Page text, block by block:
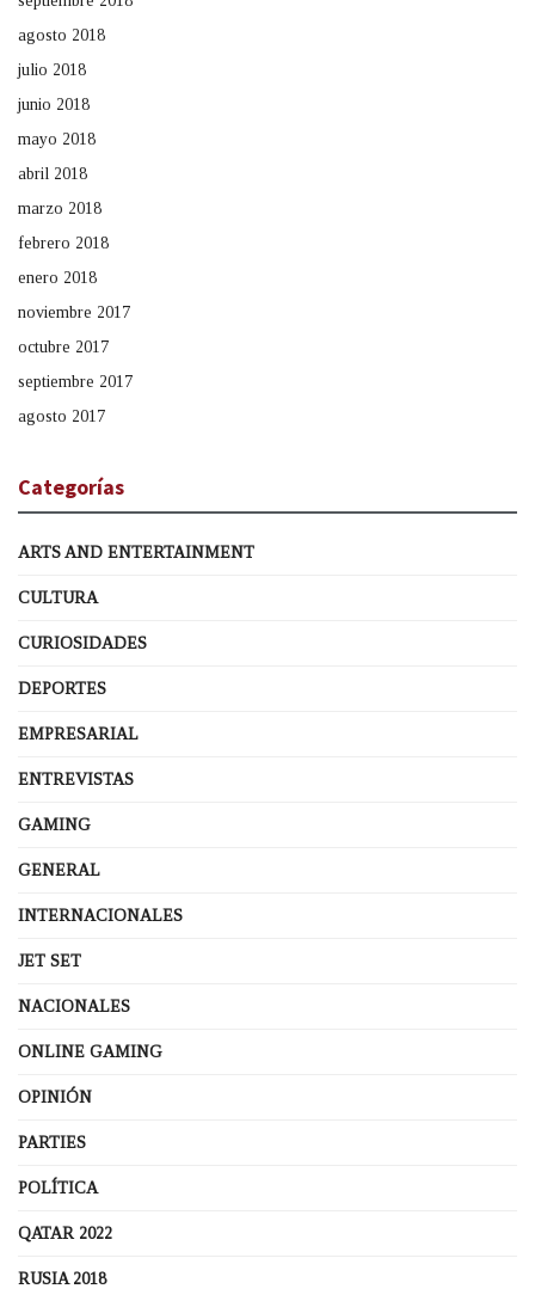
agosto 2018
julio 2018
junio 2018
mayo 2018
abril 2018
marzo 2018
febrero 2018
enero 2018
noviembre 2017
octubre 2017
septiembre 2017
agosto 2017
Categorías
ARTS AND ENTERTAINMENT
CULTURA
CURIOSIDADES
DEPORTES
EMPRESARIAL
ENTREVISTAS
GAMING
GENERAL
INTERNACIONALES
JET SET
NACIONALES
ONLINE GAMING
OPINIÓN
PARTIES
POLÍTICA
QATAR 2022
RUSIA 2018